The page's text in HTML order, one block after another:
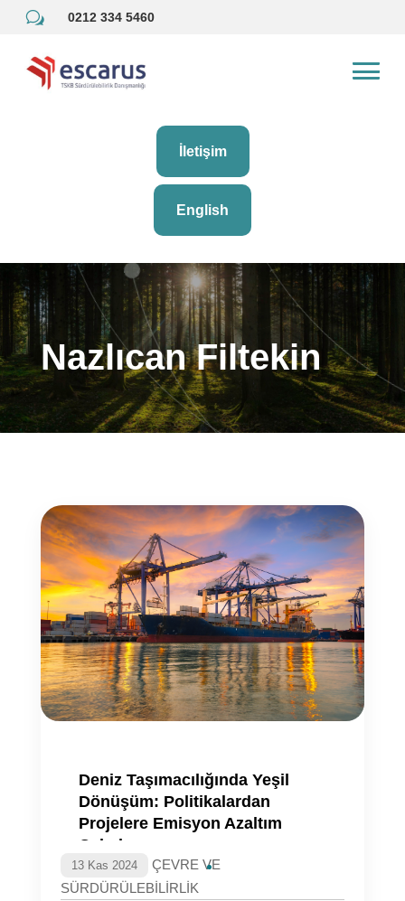
w 0212 334 5460
İletişim
English
Nazlıcan Filtekin
Deniz Taşımacılığında Yeşil
Dönüşüm: Politikalardan
Projelere Emisyon Azaltım
Çabaları
13 Kas 2024
ÇEVRE VE
SÜRDÜRÜLEBİLİRLİK